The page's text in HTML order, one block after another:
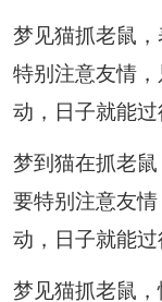
梦见猫抓老鼠
特别注意友情
动，日子就能
梦到猫在抓老
要特别注意友
动，日子就能过
梦见猫抓老鼠